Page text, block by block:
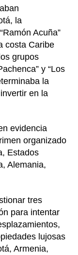
la
Acuña”
costa Caribe
grupos
y “Los
la
en la
evidencia
organizado
Estados
Alemania,
tres
para intentar
lujosas
Armenia,